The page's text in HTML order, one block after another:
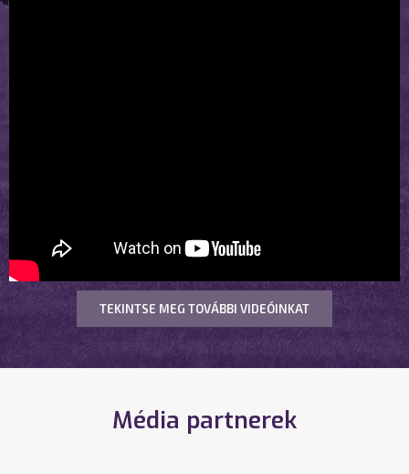
TEKINTSE MEG TOVÁBBI VIDEÓINKAT
Média partnerek